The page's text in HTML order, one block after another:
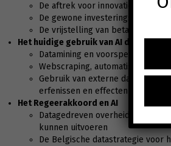
De aftrek voor innovatie-
De gewone investeringsaftrek
De vrijstelling van betaling van
Het huidige gebruik van AI door de
Datamining en voorspellende
Webscraping, automatisering en
Gebruik van externe
erfenissen en
Het Regeerakkoord en AI
Datagedreven overheid: de
kunnen uitvoeren
De Belgische datastrategie voor